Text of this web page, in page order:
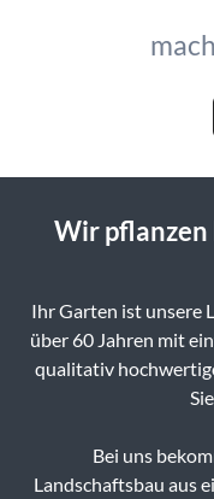
Wir
Ihr Garten ist unsere
über 60 Jahren mit
qualitativ
Bei uns
Landschaftsbau aus